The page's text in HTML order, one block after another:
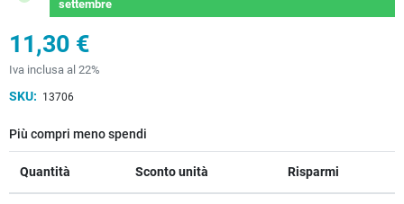
settembre
11,30 €
Iva inclusa al 22%
SKU: 13706
Più compri meno spendi
Quantità Sconto unità Risparmi